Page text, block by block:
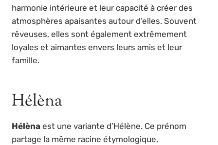
harmonie intérieure et leur capacité à créer des
atmosphères apaisantes autour d’elles. Souvent
rêveuses, elles sont également extrêmement
loyales et aimantes envers leurs amis et leur
famille.
Hélèna
Hélèna est une variante d’Hélène. Ce prénom
partage la même racine étymologique,